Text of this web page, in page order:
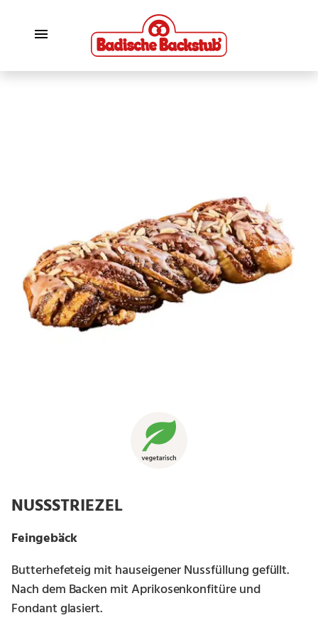
NUSSSTRIEZEL
Feingebäck
Butterhefeteig mit hauseigener Nussfüllung gefüllt.
Nach dem Backen mit Aprikosenkonfitüre und
Fondant glasiert.